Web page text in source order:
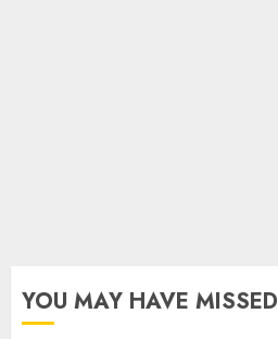
YOU MAY HAVE MISSED